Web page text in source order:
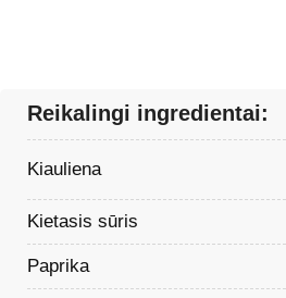
Reikalingi ingredientai:
Kiauliena
Kietasis sūris
Paprika